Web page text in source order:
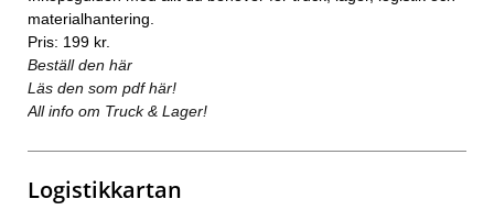
materialhantering.
Pris: 199 kr.
Beställ den här
Läs den som pdf här!
All info om Truck & Lager!
Logistikkartan